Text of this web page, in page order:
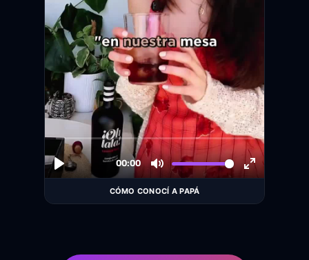
CÓMO CONOCÍ A PAPÁ